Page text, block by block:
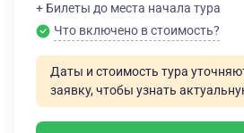
+ Билеты до места начала тура
Что включено в стоимость?
Даты и стоимость тура
заявку, чтобы узнать